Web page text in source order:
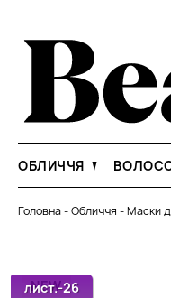
ОБЛИЧЧЯ
Головна-Обличчя -Маски
NEW
лист.-26